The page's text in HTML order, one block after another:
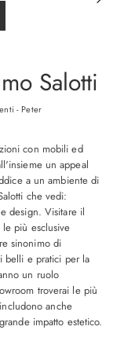
con mobili ed
un appeal
a un ambiente di
che vedi:
design. Visitare il
più esclusive
sinonimo di
belli e pratici per la
un ruolo
troverai le più
anche
impatto estetico.
Salotti
- Peter